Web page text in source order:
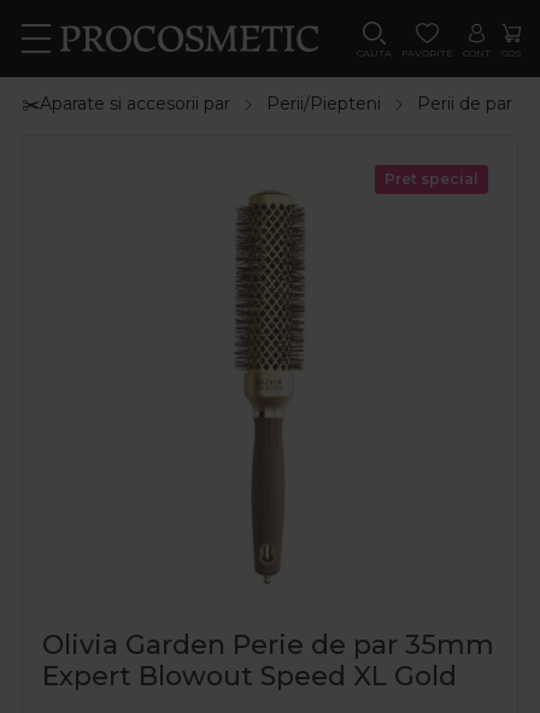
CAUTA FAVORITE CONT COS
✂️Aparate si accesorii par Perii/Piepteni Perii de par
Pret special
Olivia Garden Perie de par 35mm
Expert Blowout Speed XL Gold